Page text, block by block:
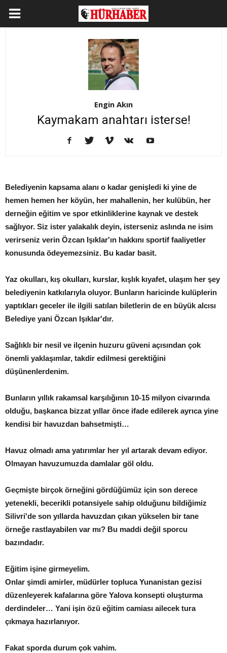
Engin Akın
Kaymakam anahtarı isterse!
Belediyenin kapsama alanı o kadar genişledi ki yine de
hemen hemen her köyün, her mahallenin, her kulübün, her
derneğin eğitim ve spor etkinliklerine kaynak ve destek
sağlıyor. Siz ister yalakalık deyin, isterseniz aslında ne isim
verirseniz verin Özcan Işıklar'ın hakkını sportif faaliyetler
konusunda ödeyemezsiniz. Bu kadar basit.
Yaz okulları, kış okulları, kurslar, kışlık kıyafet, ulaşım her şey
belediyenin katkılarıyla oluyor. Bunların haricinde kulüplerin
yaptıkları geceler ile ilgili satılan biletlerin de en büyük alcısı
Belediye yani Özcan Işıklar'dır.
Sağlıklı bir nesil ve ilçenin huzuru güveni açısından çok
önemli yaklaşımlar, takdir edilmesi gerektiğini
düşünenlerdenim.
Bunların yıllık rakamsal karşılığının 10-15 milyon civarında
olduğu, başkanca bizzat yıllar önce ifade edilerek ayrıca yine
kendisi bir havuzdan bahsetmişti…
Havuz olmadı ama yatırımlar her yıl artarak devam ediyor.
Olmayan havuzumuzda damlalar göl oldu.
Geçmişte birçok örneğini gördüğümüz için son derece
yetenekli, becerikli potansiyele sahip olduğunu bildiğimiz
Silivri'de son yıllarda havuzdan çıkan yükselen bir tane
örneğe rastlayabilen var mı? Bu maddi değil sporcu
bazındadır.
Eğitim işine girmeyelim.
Onlar şimdi amirler, müdürler topluca Yunanistan gezisi
düzenleyerek kafalarına göre Yalova konsepti oluşturma
derdindeler… Yani işin özü eğitim camiası ailecek tura
çıkmaya hazırlanıyor.
Fakat sporda durum çok vahim.